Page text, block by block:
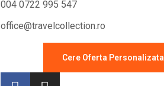
004 0722 995 547
office@travelcollection.ro
Cere Oferta Personalizata